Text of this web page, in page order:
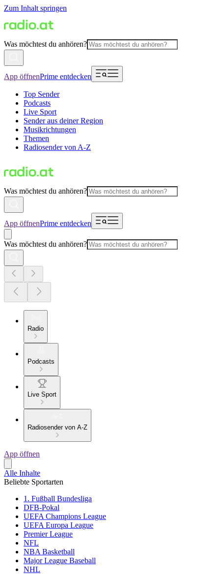
Zum Inhalt springen
Was möchtest du anhören?
App öffnenPrime entdecken
Top Sender
Podcasts
Live Sport
Sender aus deiner Region
Musikrichtungen
Themen
Radiosender von A-Z
Was möchtest du anhören?
App öffnenPrime entdecken
Was möchtest du anhören?
Radio
Podcasts
Live Sport
Radiosender von A-Z
App öffnen
Alle Inhalte
Beliebte Sportarten
1. Fußball Bundesliga
DFB-Pokal
UEFA Champions League
UEFA Europa League
Premier League
NFL
NBA Basketball
Major League Baseball
NHL